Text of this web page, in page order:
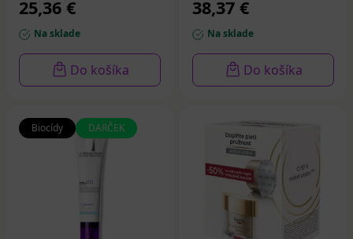
25,36 €
Na sklade
Do košíka
38,37 €
Na sklade
Do košíka
Biocídy DARČEK